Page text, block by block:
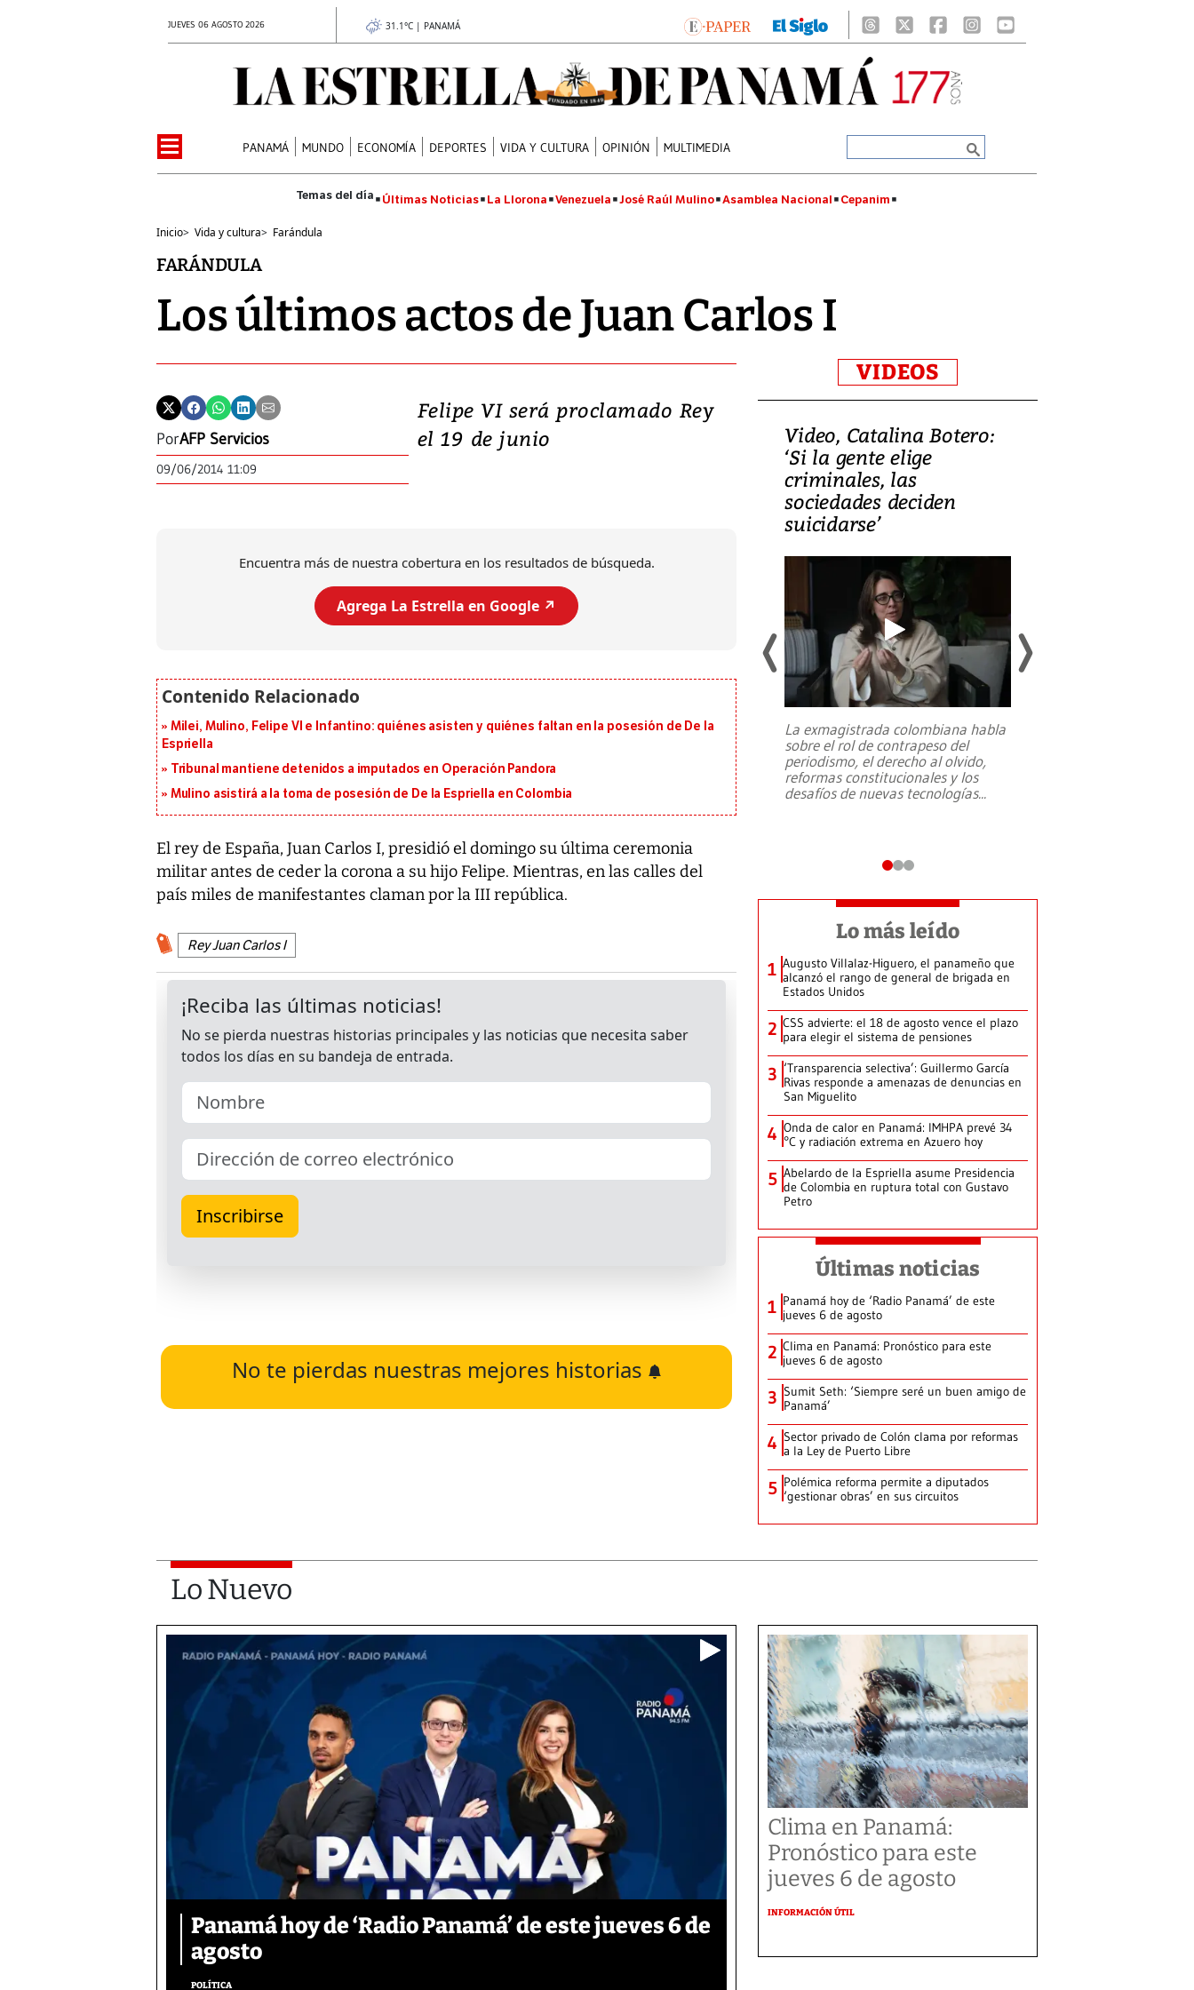
JUEVES 06 AGOSTO 2026 31.1°C | PANAMÁ
PANAMÁ MUNDO ECONOMÍA DEPORTES VIDA Y CULTURA OPINIÓN MULTIMEDIA
Últimas Noticias La Llorona Venezuela José Raúl Mulino Asamblea Nacional Cepanim
Inicio> Vida y cultura> Farándula
FARÁNDULA
Los últimos actos de Juan Carlos I
PorAFP Servicios
09/06/2014 11:09
Felipe VI será proclamado Rey
el 19 de junio
Encuentra más de nuestra cobertura en los resultados de búsqueda.
Agrega La Estrella en Google ↗️
Milei, Mulino, Felipe VI e Infantino: quiénes asisten y quiénes faltan en la posesión de De la
Espriella
Tribunal mantiene detenidos a imputados en Operación Pandora
Mulino asistirá a la toma de posesión de De la Espriella en Colombia
El rey de España, Juan Carlos I, presidió el domingo su última ceremonia
militar antes de ceder la corona a su hijo Felipe. Mientras, en las calles del
país miles de manifestantes claman por la III república.
Rey Juan Carlos I
No te pierdas nuestras mejores historias
VIDEOS
Video, Japón: Terremoto
Un fuerte terremoto de magnitud
julio en la prefectura de Kumamoto,
al sur de Japón, provocando una
Video, Catalina Botero:
‘Si la gente elige
criminales, las
sociedades deciden
suicidarse’
La exmagistrada colombiana habla
sobre el rol de contrapeso del
periodismo, el derecho al olvido,
reformas constitucionales y los
desafíos de nuevas tecnologías...
Lo más leído
1 Augusto Villalaz-Higuero, el panameño que
alcanzó el rango de general de brigada en
Estados Unidos
2 CSS advierte: el 18 de agosto vence el plazo
para elegir el sistema de pensiones
3 ‘Transparencia selectiva’: Guillermo García
Rivas responde a amenazas de denuncias en
San Miguelito
4 Onda de calor en Panamá: IMHPA prevé 34
°C y radiación extrema en Azuero hoy
5 Abelardo de la Espriella asume Presidencia
de Colombia en ruptura total con Gustavo
Petro
Últimas noticias
1 Panamá hoy de ‘Radio Panamá’ de este
jueves 6 de agosto
2 Clima en Panamá: Pronóstico para este
jueves 6 de agosto
3 Sumit Seth: ‘Siempre seré un buen amigo de
Panamá’
4 Sector privado de Colón clama por reformas
a la Ley de Puerto Libre
5 Polémica reforma permite a diputados
‘gestionar obras’ en sus circuitos
Lo Nuevo
Panamá hoy de ‘Radio Panamá’ de este jueves 6 de
agosto
POLÍTICA
Clima en Panamá:
Pronóstico para este
jueves 6 de agosto
INFORMACIÓN ÚTIL